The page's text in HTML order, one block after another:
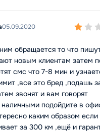
05.09.2020
обращается то что
новым клиентам затем
смс что 7-8 мин и
,все это бред ,подашь
звонят и вам говорят
подойдите в
каким образом если
за 300 км ,ещё и